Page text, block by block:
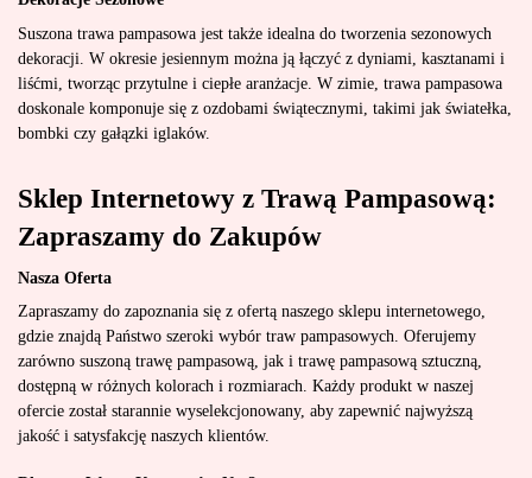
Suszona trawa pampasowa jest także idealna do tworzenia sezonowych
dekoracji. W okresie jesiennym można ją łączyć z dyniami, kasztanami i
liśćmi, tworząc przytulne i ciepłe aranżacje. W zimie, trawa pampasowa
doskonale komponuje się z ozdobami świątecznymi, takimi jak światełka,
bombki czy gałązki iglaków.
Sklep Internetowy z Trawą Pampasową:
Zapraszamy do Zakupów
Nasza Oferta
Zapraszamy do zapoznania się z ofertą naszego sklepu internetowego,
gdzie znajdą Państwo szeroki wybór traw pampasowych. Oferujemy
zarówno suszoną trawę pampasową, jak i trawę pampasową sztuczną,
dostępną w różnych kolorach i rozmiarach. Każdy produkt w naszej
ofercie został starannie wyselekcjonowany, aby zapewnić najwyższą
jakość i satysfakcję naszych klientów.